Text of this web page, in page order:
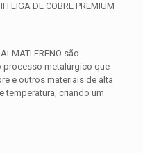
LIGA DE COBRE PREMIUM
FRENO são
processo metalúrgico que
e outros materiais de alta
temperatura, criando um